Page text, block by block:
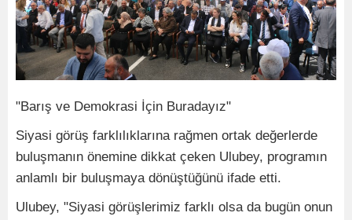
"Barış ve Demokrasi İçin Buradayız"
Siyasi görüş farklılıklarına rağmen ortak değerlerde
buluşmanın önemine dikkat çeken Ulubey, programın
anlamlı bir buluşmaya dönüştüğünü ifade etti.
Ulubey, "Siyasi görüşlerimiz farklı olsa da bugün onun